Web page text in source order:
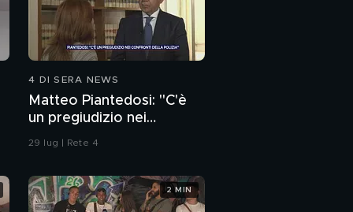
4 DI SERA NEWS
Matteo Piantedosi: "C'è
un pregiudizio nei
confronti della polizia"
29 lug | Rete 4
2 MIN